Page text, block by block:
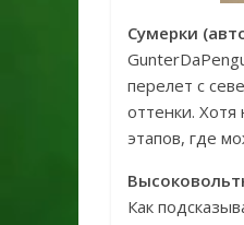
Сумерки
перелет с
оттенки. Хотя
этапов, где
Как